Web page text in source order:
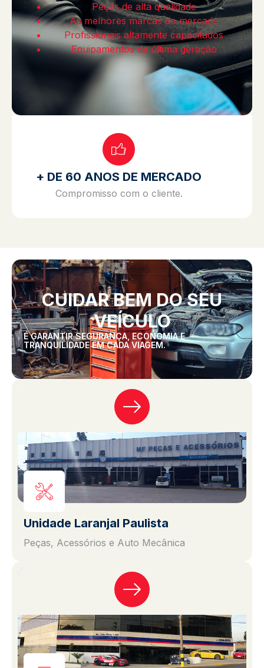
Peças de alta qualidade
As melhores marcas do mercado
Profissionais altamente capacitados
Equipamentos de última geração
+ DE 60 ANOS DE MERCADO
Compromisso com o cliente.
CUIDAR BEM DO SEU
VEÍCULO
É GARANTIR SEGURANÇA, ECONOMIA E
TRANQUILIDADE EM CADA VIAGEM.
Unidade Laranjal Paulista
Peças, Acessórios e Auto Mecânica